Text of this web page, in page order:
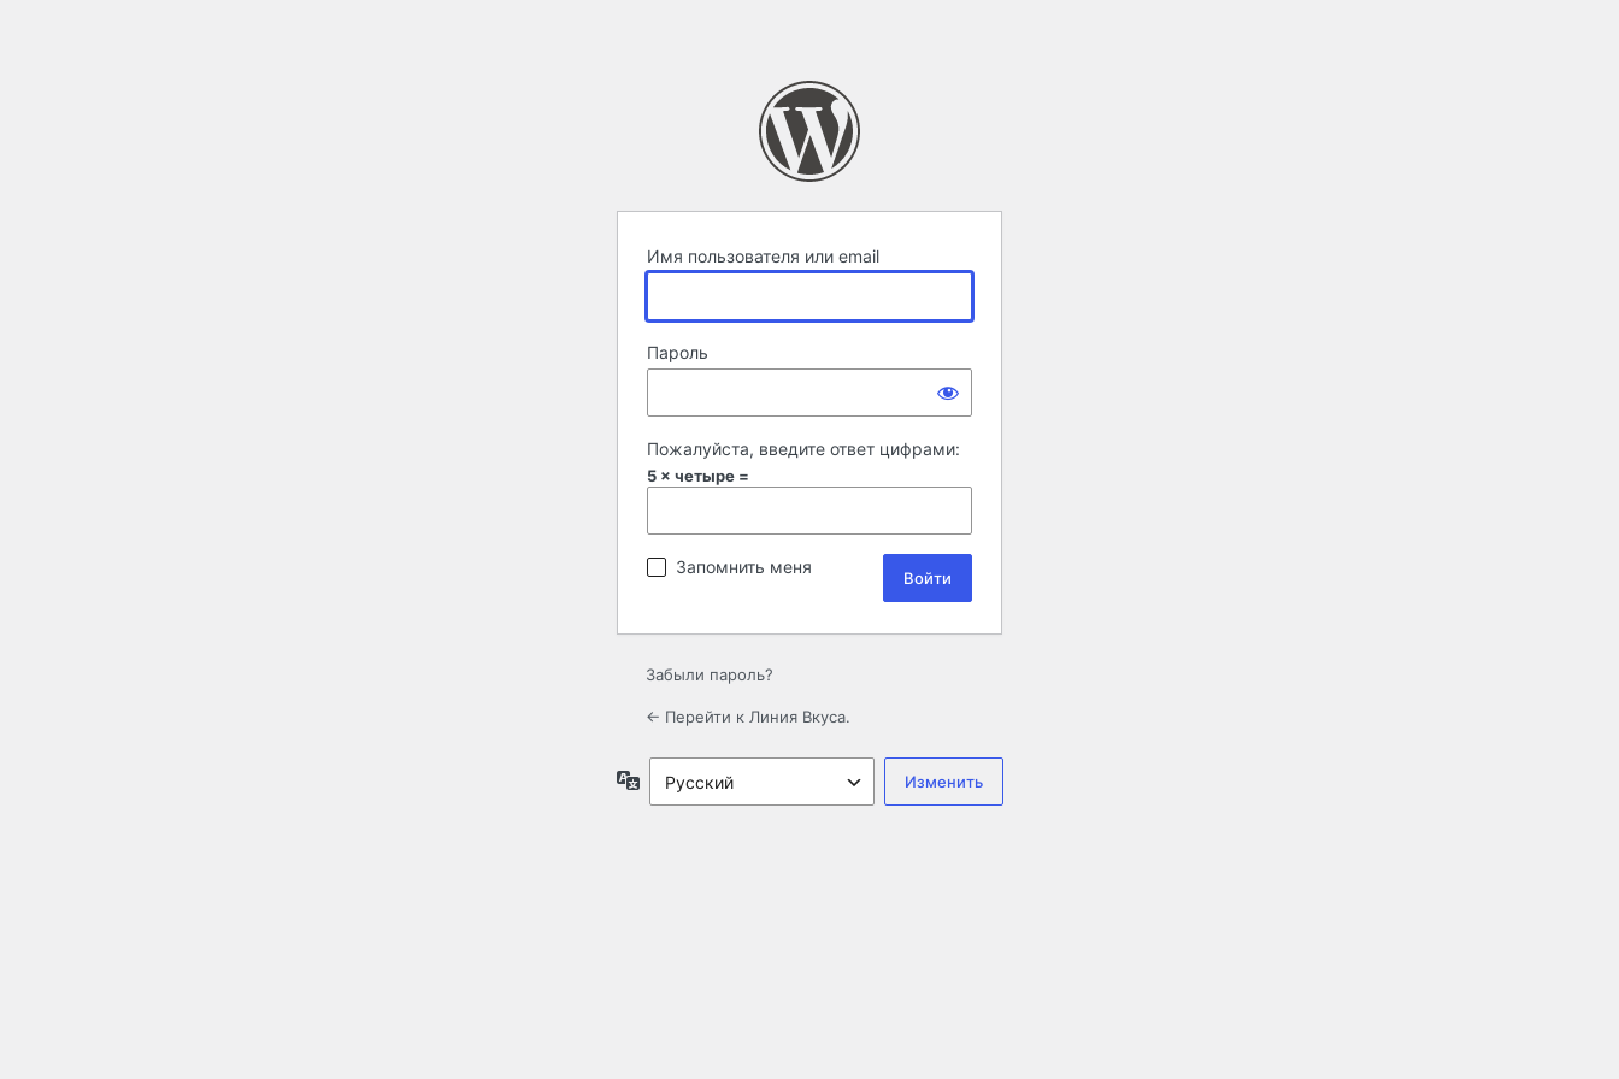
Имя пользователя или email
Пароль
Пожалуйста, введите ответ цифрами:
5 × четыре =
Запомнить меня
Забыли пароль?
← Перейти к Линия Вкуса.
Язык